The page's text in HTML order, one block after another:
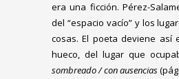
era una ficción. Pérez-
del “espacio vacío” y los
cosas. El poeta deviene así
hueco, del lugar que
sombreado / con ausencias